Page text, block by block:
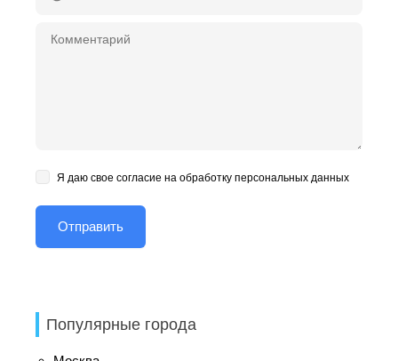
Я даю свое согласие на обработку персональных данных
Популярные города